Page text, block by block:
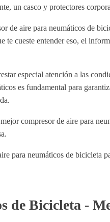
un casco y protectores
de aire para neumáticos de
te cueste entender eso, el
especial atención a las
es fundamental para
compresor de aire para
para neumáticos de bicicleta
de Bicicleta -